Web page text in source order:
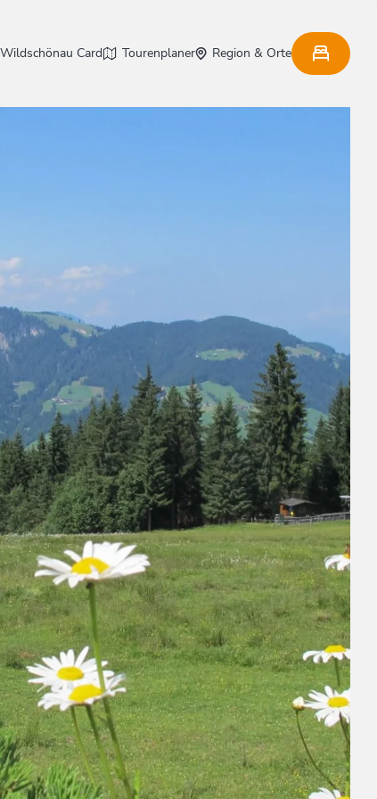
Wildschönau Card Tourenplaner Region & Orte